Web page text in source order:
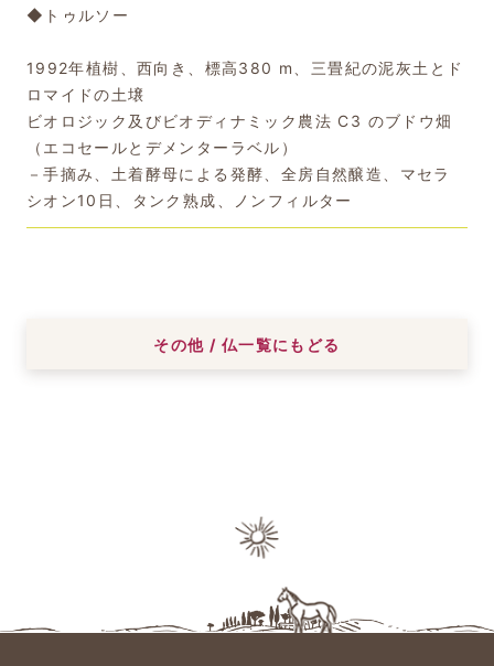
◆トゥルソー
1992年植樹、西向き、標高380 m、三畳紀の泥灰土とド
ロマイドの土壌
ビオロジック及びビオディナミック農法 C3 のブドウ畑
（エコセールとデメンターラベル）
－手摘み、土着酵母による発酵、全房自然醸造、マセラ
シオン10日、タンク熟成、ノンフィルター
その他 / 仏一覧にもどる